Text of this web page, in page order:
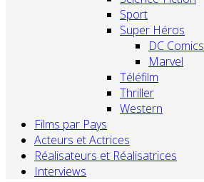
Sport
Super Héros
DC Comics
Marvel
Téléfilm
Thriller
Western
Films par Pays
Acteurs et Actrices
Réalisateurs et Réalisatrices
Interviews